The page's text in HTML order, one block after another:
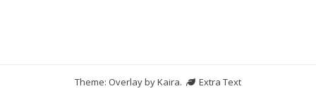
Theme: Overlay byKaira.
Extra Text